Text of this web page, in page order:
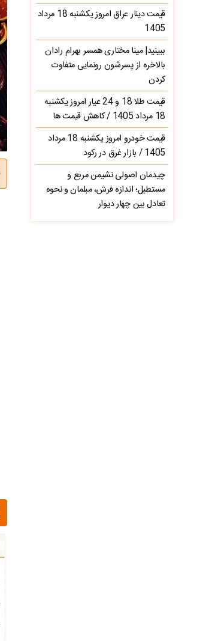
قیمت دینار عراق امروز یکشنبه 18 مرداد
1405
ببینید| مینا مختاری همسر بهرام رادان
بالاخره از پسرشون رونمایی متفاوت
کردن
قیمت طلا 18 و 24 عیار امروز یکشنبه
18 مرداد 1405 / کاهش قیمت ها
قیمت خودرو امروز یکشنبه 18 مرداد
1405 / بازار غرق در رکود
چیدمان اصولی نشیمن مربع و
مستطیل؛ اندازه فرش، مبلمان و نحوه
تعادل بین چهار دیوار